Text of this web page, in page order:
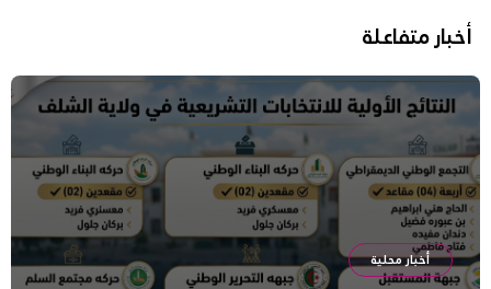
أخبار متفاعلة
أخبار محلية